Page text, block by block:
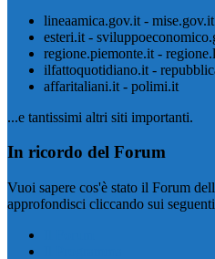
lineaamica.gov.it - mise.gov.it
esteri.it -
regione.piemonte.it -
ilfattoquotidiano.it -
affaritaliani.it - polimi.it
...e tantissimi altri siti importanti.
In ricordo del Forum
Vuoi sapere cos'è stato il Forum
approfondisci cliccando sui